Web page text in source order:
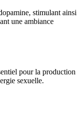
stimulant ainsi
une ambiance
pour la production
sexuelle.